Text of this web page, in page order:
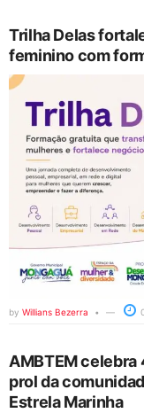
Trilha Delas
feminino com
by Willians Bezerra
AMBTEM celebra
prol da
Estrela Marinha